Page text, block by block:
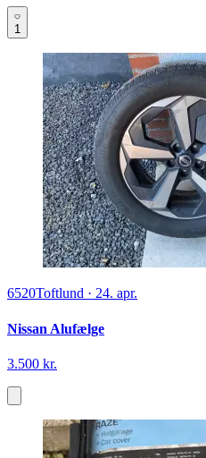
1
6520Toftlund · 24. apr.
Nissan Alufælge
3.500 kr.